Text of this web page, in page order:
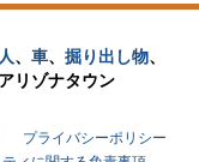
、 車、 掘り出し物、
アリゾナタウン
プライバシーポリシー